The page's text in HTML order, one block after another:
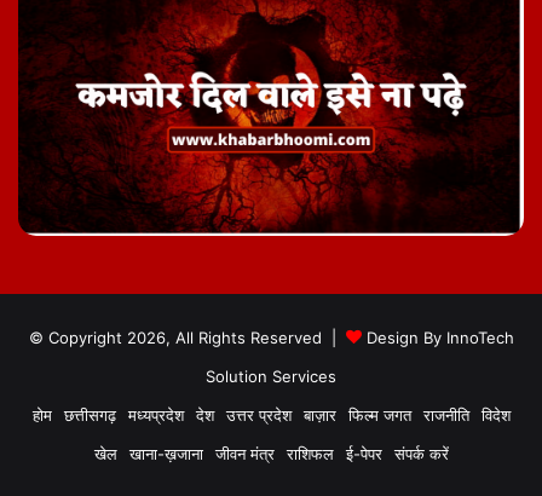
© Copyright 2026, All Rights Reserved | Design By InnoTech
Solution Services
होम
छत्तीसगढ़ मध्यप्रदेश देश उत्तर प्रदेश बाज़ार फिल्म जगत राजनीति
विदेश
खेल
खाना-ख़जाना जीवन मंत्र राशिफल ई-पेपर संपर्क करें